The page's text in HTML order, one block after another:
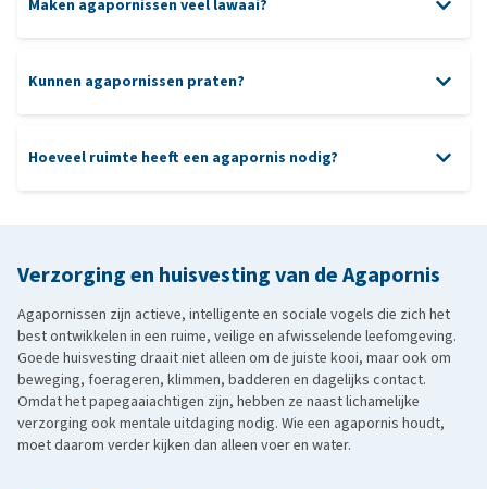
voorbeelden hiervan zijn de voedingen vanHarrisons Bird Foods.
Maken agapornissen veel lawaai?
Kunnen agapornissen praten?
Hoeveel ruimte heeft een agapornis nodig?
Verzorging en huisvesting van de Agapornis
Agapornissen zijn actieve, intelligente en sociale vogels die zich het
best ontwikkelen in een ruime, veilige en afwisselende leefomgeving.
Goede huisvesting draait niet alleen om de juiste kooi, maar ook om
beweging, foerageren, klimmen, badderen en dagelijks contact.
Omdat het papegaaiachtigen zijn, hebben ze naast lichamelijke
verzorging ook mentale uitdaging nodig. Wie een agapornis houdt,
moet daarom verder kijken dan alleen voer en water.